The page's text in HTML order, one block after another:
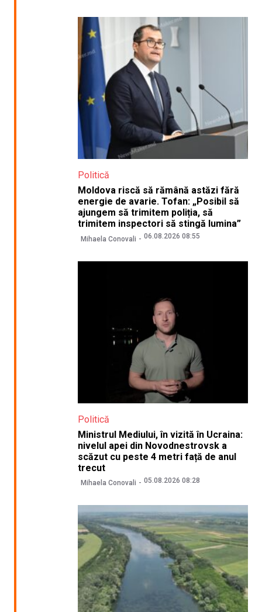
Politică
Moldova riscă să rămână astăzi fără
energie de avarie. Tofan: „Posibil să
ajungem să trimitem poliția, să
trimitem inspectori să stingă lumina”
Mihaela Conovali 06.08.2026 08:55
Politică
Ministrul Mediului, în vizită în Ucraina:
nivelul apei din Novodnestrovsk a
scăzut cu peste 4 metri față de anul
trecut
Mihaela Conovali 05.08.2026 08:28